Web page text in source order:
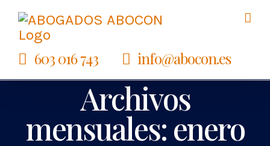
Saltar
contenido603 016 743 info@abocon.es
Archivos
mensuales:enero